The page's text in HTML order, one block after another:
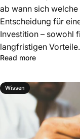
ab wann sich welche
Entscheidung für
Investition – sowohl
langfristigen
Read more
Wissen